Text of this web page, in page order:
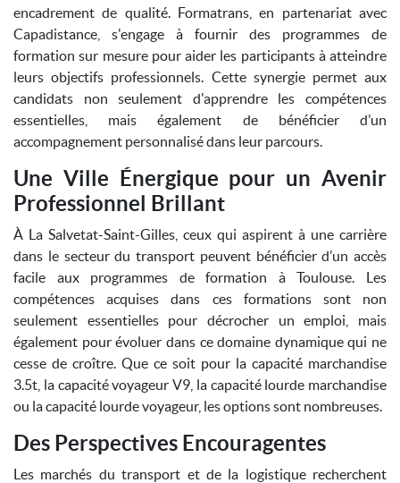
encadrement de qualité. Formatrans, en partenariat avec
Capadistance, s'engage à fournir des programmes de
formation sur mesure pour aider les participants à atteindre
leurs objectifs professionnels. Cette synergie permet aux
candidats non seulement d'apprendre les compétences
essentielles, mais également de bénéficier d’un
accompagnement personnalisé dans leur parcours.
Une Ville Énergique pour un Avenir
Professionnel Brillant
À La Salvetat-Saint-Gilles, ceux qui aspirent à une carrière
dans le secteur du transport peuvent bénéficier d’un accès
facile aux programmes de formation à Toulouse. Les
compétences acquises dans ces formations sont non
seulement essentielles pour décrocher un emploi, mais
également pour évoluer dans ce domaine dynamique qui ne
cesse de croître. Que ce soit pour la capacité marchandise
3.5t, la capacité voyageur V9, la capacité lourde marchandise
ou la capacité lourde voyageur, les options sont nombreuses.
Des Perspectives Encouragentes
Les marchés du transport et de la logistique recherchent